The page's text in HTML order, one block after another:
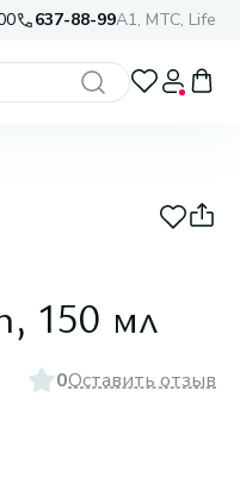
637-88-99A1, МТС, Life
150 мл
0Оставить отзыв